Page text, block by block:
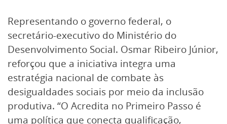
Representando o governo federal, o
secretário-executivo do Ministério do
Desenvolvimento Social. Osmar Ribeiro Júnior,
reforçou que a iniciativa integra uma
estratégia nacional de combate às
desigualdades sociais por meio da inclusão
produtiva. “O Acredita no Primeiro Passo é
uma política que conecta qualificação,